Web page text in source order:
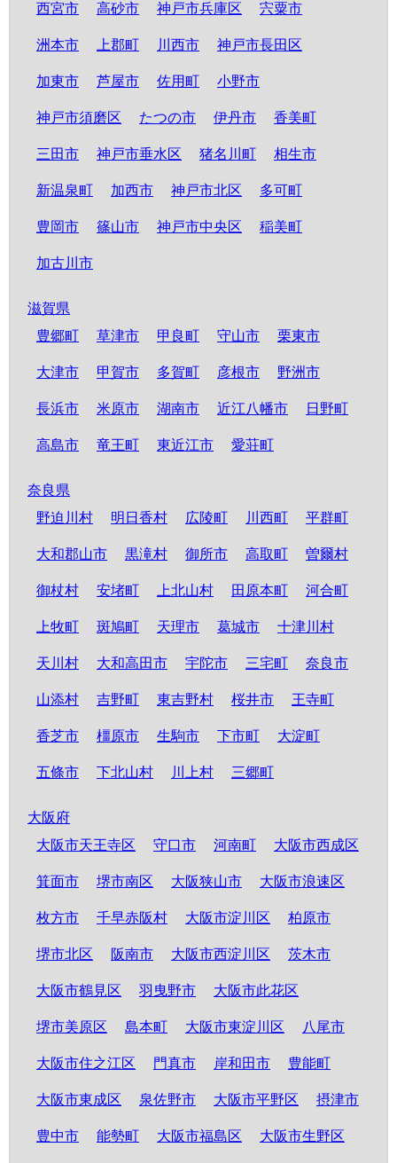
西宮市 高砂市 神戸市兵庫区 宍粟市
洲本市 上郡町 川西市 神戸市長田区
加東市 芦屋市 佐用町 小野市
神戸市須磨区 たつの市 伊丹市 香美町
三田市 神戸市垂水区 猪名川町 相生市
新温泉町 加西市 神戸市北区 多可町
豊岡市 篠山市 神戸市中央区 稲美町
加古川市
滋賀県
豊郷町
草津市 甲良町 守山市 栗東市
大津市 甲賀市 多賀町 彦根市 野洲市
長浜市 米原市 湖南市 近江八幡市 日野町
高島市 竜王町 東近江市 愛荘町
奈良県
野迫川村
明日香村 広陵町 川西町 平群町
大和郡山市 黒滝村 御所市 高取町 曽爾村
御杖村 安堵町 上北山村 田原本町 河合町
上牧町 斑鳩町 天理市 葛城市 十津川村
天川村 大和高田市 宇陀市 三宅町 奈良市
山添村 吉野町 東吉野村 桜井市 王寺町
香芝市 橿原市 生駒市 下市町 大淀町
五條市 下北山村 川上村 三郷町
大阪府
大阪市天王寺区
守口市 河南町 大阪市西成区
箕面市 堺市南区 大阪狭山市 大阪市浪速区
枚方市 千早赤阪村 大阪市淀川区 柏原市
堺市北区 阪南市 大阪市西淀川区 茨木市
大阪市鶴見区 羽曳野市 大阪市此花区
堺市美原区 島本町 大阪市東淀川区 八尾市
大阪市住之江区 門真市 岸和田市 豊能町
大阪市東成区 泉佐野市 大阪市平野区 摂津市
豊中市 能勢町 大阪市福島区 大阪市生野区